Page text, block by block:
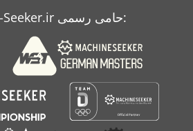
Machine-Seeker.ir حامی رسمی: